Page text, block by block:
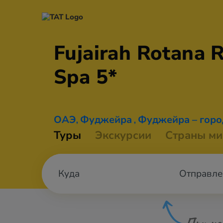
Fujairah Rotana
Spa 5*
ОАЭ, Фуджейра , Фуджейра –
Туры Экскурсии Страны